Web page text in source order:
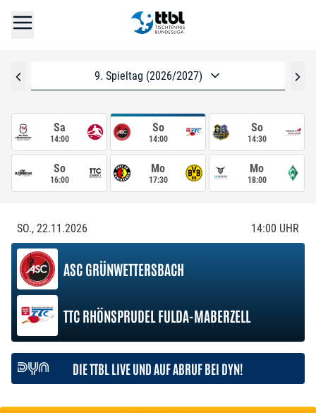
9. Spieltag (2026/2027)
Sa
14:00
So
14:00
So
14:30
So
16:00
Mo
17:30
Mo
18:00
SO., 22.11.2026 14:00 UHR
ASC GRÜNWETTERSBACH
TTC RHÖNSPRUDEL FULDA-MABERZELL
DIE TTBL LIVE UND AUF ABRUF BEI DYN!